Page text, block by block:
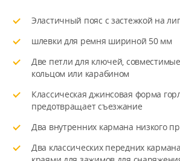
Эластичный пояс с застежкой на
шлевки для ремня шириной 50 мм
Две петли для ключей,
кольцом или карабином
Классическая джинсовая форма
предотвращает съезжание
Два внутренних кармана низкого
Два классических передних